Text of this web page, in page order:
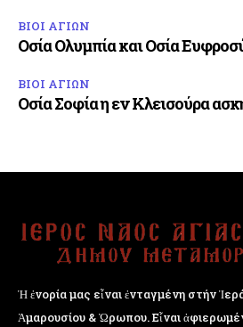
ΒΙΟΙ ΑΓΙΩΝ
Οσία Ολυμπία και Οσία
ΒΙΟΙ ΑΓΙΩΝ
Οσία Σοφία η εν Κλεισούρα
Ἡ ἐνορία μας εἶναι ἐνταγμένη στήν
Ἁμαρουσίου & Ὠρωπου. Εἶναι